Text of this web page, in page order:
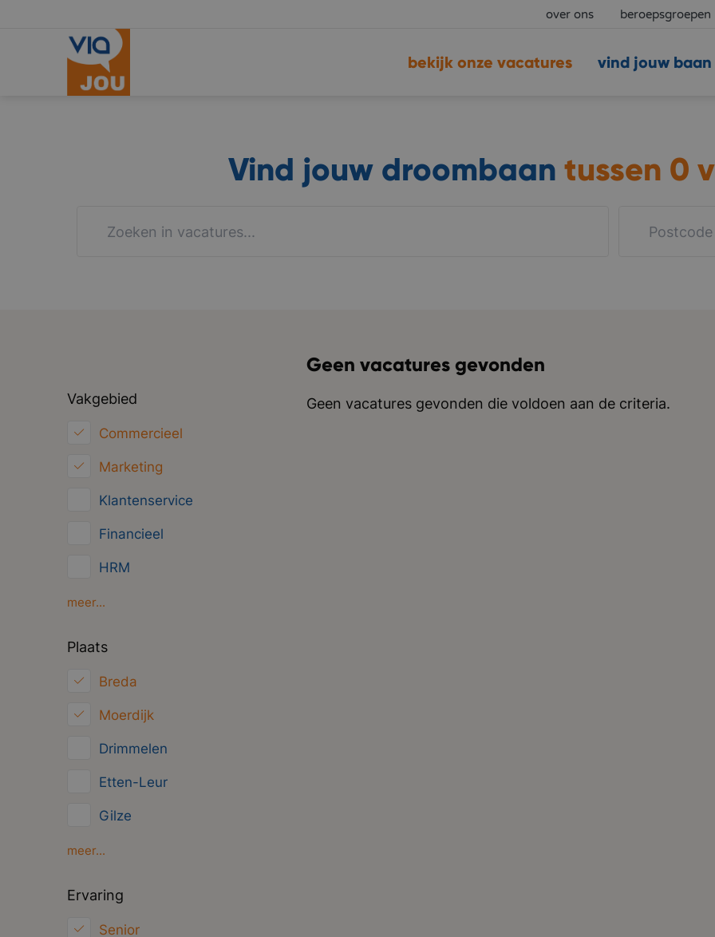
over ons beroepsgroepen
vind jouw baan
bekijk onze vacatures
Vind jouw droombaan tussen 0
Vakgebied
Commercieel
Marketing
Klantenservice
Financieel
HRM
Inkoop/Logistiek
meer...
Plaats
Breda
Moerdijk
Drimmelen
Etten-Leur
Gilze
Oosterhout
meer...
Ervaring
Senior
Geen vacatures gevonden
Geen vacatures gevonden die voldoen aan de criteria.